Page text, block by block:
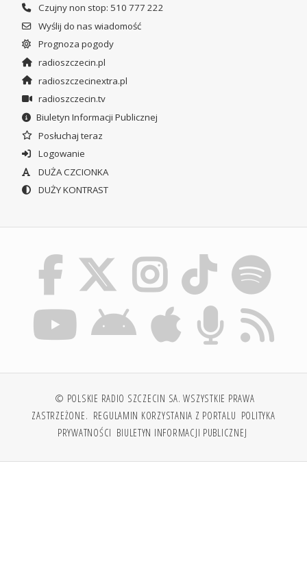
Czujny non stop: 510 777 222
Wyślij do nas wiadomość
Prognoza pogody
radioszczecin.pl
radioszczecinextra.pl
radioszczecin.tv
Biuletyn Informacji Publicznej
Posłuchaj teraz
Logowanie
DUŻA CZCIONKA
DUŻY KONTRAST
© POLSKIE RADIO SZCZECIN SA. WSZYSTKIE PRAWA
ZASTRZEŻONE. REGULAMIN KORZYSTANIA Z PORTALU POLITYKA
PRYWATNOŚCI BIULETYN INFORMACJI PUBLICZNEJ